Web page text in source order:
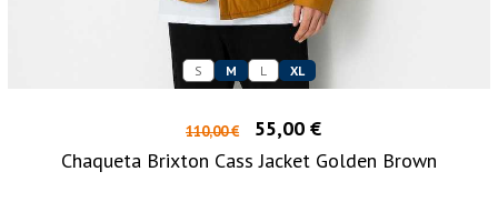
S M L XL
110,00 €
55,00 €
Chaqueta Brixton Cass Jacket Golden Brown